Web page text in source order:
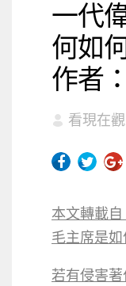
一代
何如
作者
看現在
本文轉載
毛主席是如
若有侵害